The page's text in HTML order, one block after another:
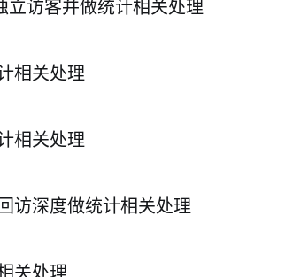
立访客并做统计相关处理
相关处理
相关处理
访深度做统计相关处理
关处理